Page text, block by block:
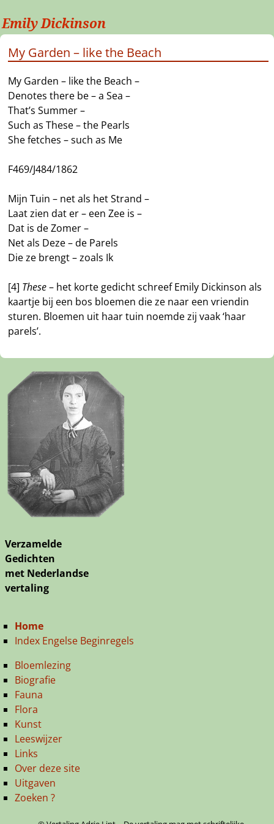
Emily Dickinson
My Garden – like the Beach
My Garden – like the Beach –
Denotes there be – a Sea –
That’s Summer –
Such as These – the Pearls
She fetches – such as Me
F469/J484/1862
Mijn Tuin – net als het Strand –
Laat zien dat er – een Zee is –
Dat is de Zomer –
Net als Deze – de Parels
Die ze brengt – zoals Ik
[4] These– het korte gedicht schreef Emily Dickinson als
kaartje bij een bos bloemen die ze naar een vriendin
sturen. Bloemen uit haar tuin noemde zij vaak ‘haar
parels’.
Verzamelde
Gedichten
met Nederlandse
vertaling
Home
Index Engelse Beginregels
Bloemlezing
Biografie
Fauna
Flora
Kunst
Leeswijzer
Links
Over deze site
Uitgaven
Zoeken ?